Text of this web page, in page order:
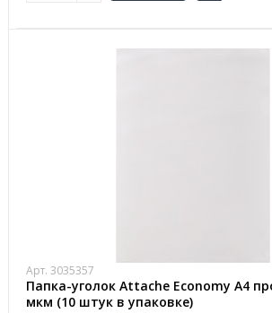
Арт. 3035357
Папка-уголок Attache Economy A4
мкм (10 штук в упаковке)